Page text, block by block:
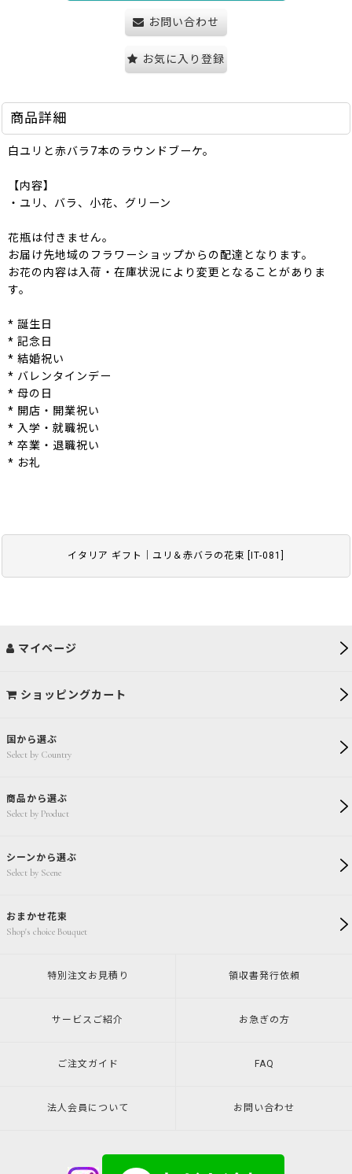
イタリア ギフト｜ユリ＆赤バラの花束 IT-081
お問い合わせ
お気に入り登録
商品詳細
白ユリと赤バラ7本のラウンドブーケ。
【内容】
・ユリ、バラ、小花、グリーン
花瓶は付きません。
お届け先地域のフラワーショップからの配達となります。
お花の内容は入荷・在庫状況により変更となることがありま
す。
* 誕生日
* 記念日
* 結婚祝い
* バレンタインデー
* 母の日
* 開店・開業祝い
* 入学・就職祝い
* 卒業・退職祝い
* お礼
国から選ぶ
Select by Country
商品から選ぶ
Select by Product
シーンから選ぶ
Select by Scene
おまかせ花束
Shop's choice Bouquet
マイページ
ショッピングカート
特別注文 お見積り 領収書発行依頼
サービスご紹介 お急ぎの方
ご注文ガイド FAQ
法人会員について お問い合わせ